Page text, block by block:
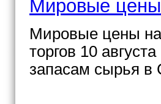
Мировые
Мировые цены на
торгов 10
запасам сырья